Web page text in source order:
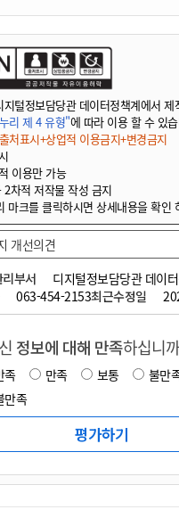
지털정보담당관 데이터정책계에서 제
리 제 4 유형"에 따라 이용 할 수 있
처표시+상업적 이용금지+변경금지
이용만 가능
2차적 저작물 작성 금지
마크를 클릭하시면 상세내용을 확인
부서
디지털정보담당관 데이
063-454-2153최근수정일
개선의견
정보에 대해 만족하십니
족 만족 보통
불만
만족